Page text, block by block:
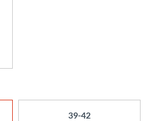
39-42